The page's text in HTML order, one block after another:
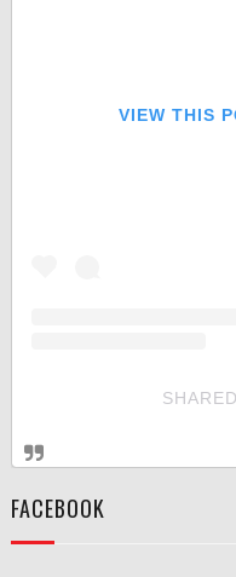
VIEW THIS
FACEBOOK